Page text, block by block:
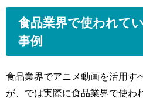
食品業界で使われて
事例
食品業界でアニメ動画を活用す
が、では実際に食品業界で使わ